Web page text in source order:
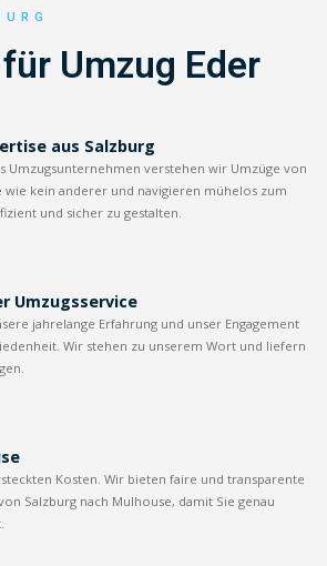
für Umzug Eder
aus Salzburg
Umzugsunternehmen verstehen wir Umzüge von
wie kein anderer und navigieren mühelos zum
und sicher zu gestalten.
Umzugsservice
jahrelange Erfahrung und unser Engagement
Wir stehen zu unserem Wort und liefern
Kosten. Wir bieten faire und transparente
Salzburg nach Mulhouse, damit Sie genau